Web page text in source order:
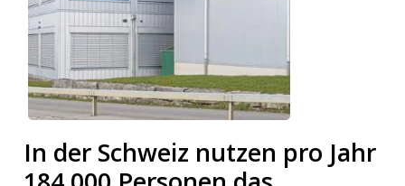
In der Schweiz nutzen pro Jahr